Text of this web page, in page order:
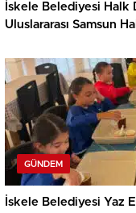
İskele Belediyesi Halk
Uluslararası Samsun
Ediyor
GÜNDEM
İskele Belediyesi Yaz